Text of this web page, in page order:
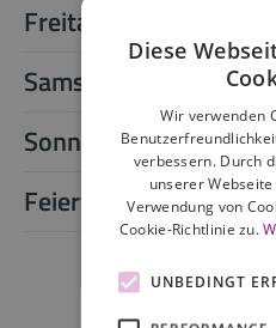
Freitag
Samstag
Sonntag
Feiertag
Diese
Wir verwenden
verbessern. Durch
unserer
Verwendung von
Cookie-Richtlinie zu.
UNBEDINGT